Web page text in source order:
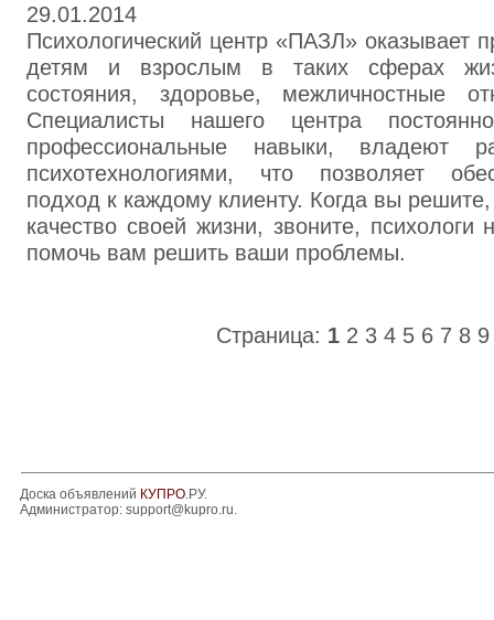
29.01.2014
Психологический центр «ПАЗЛ» оказывает
детям и взрослым в таких сферах
состояния, здоровье, межличностные
Специалисты нашего центра
профессиональные навыки, владеют
психотехнологиями, что позволяет
подход к каждому клиенту. Когда вы
качество своей жизни, звоните,
помочь вам решить ваши проблемы.
Страница: 1 2 3 4 5 6 7 8 9
Доска объявлений КУПРО.РУ.
Администратор: support@kupro.ru.